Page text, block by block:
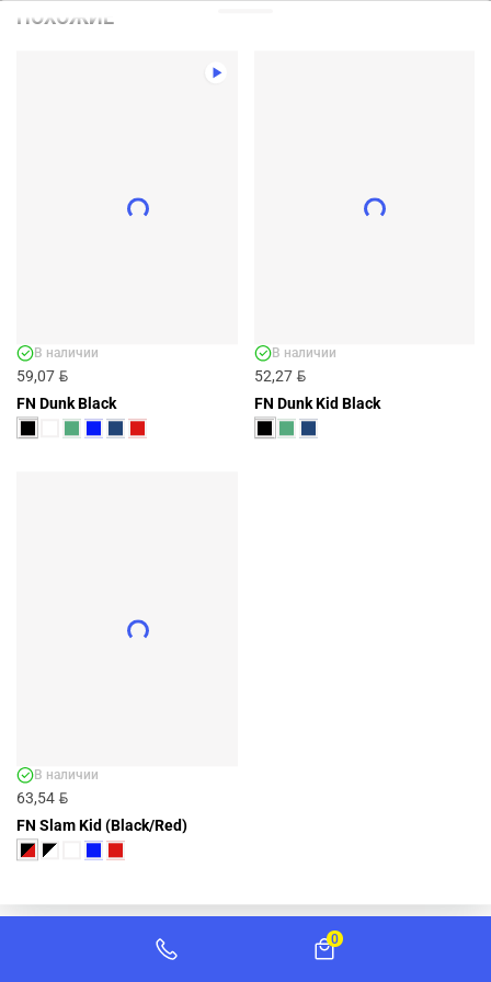
BYN
ПОХОЖИЕ
59,07 BYN
В наличии
FN Dunk Black
52,27 BYN
В наличии
FN Dunk Kid Black
63,54 BYN
В наличии
FN Slam Kid (Black/Red)
0